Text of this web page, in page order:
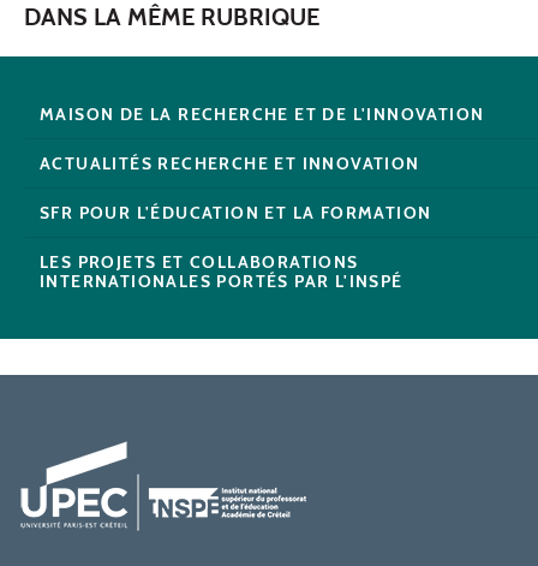
DANS LA MÊME RUBRIQUE
MAISON DE LA RECHERCHE ET DE L'INNOVATION
ACTUALITÉS RECHERCHE ET INNOVATION
SFR POUR L'ÉDUCATION ET LA FORMATION
LES PROJETS ET COLLABORATIONS
INTERNATIONALES PORTÉS PAR L'INSPÉ